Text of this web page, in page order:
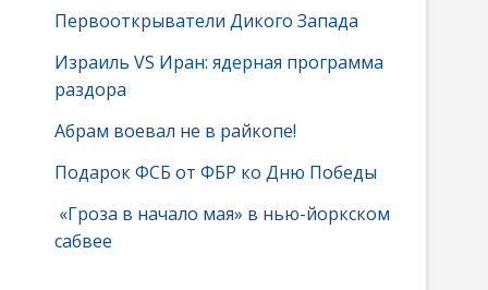
Первооткрыватели Дикого Запада
Израиль VS Иран: ядерная программа
раздора
Абрам воевал не в райкопе!
Подарок ФСБ от ФБР ко Дню Победы
«Гроза в начало мая» в нью-йоркском
сабвее